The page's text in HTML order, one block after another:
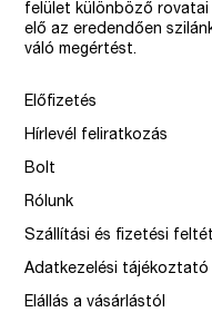
felület különböző rovatai
elő az eredendően
váló megértést.
Előfizetés
Hírlevél feliratkozás
Bolt
Rólunk
Szállítási és fizetési
Adatkezelési tájékoztató
Elállás a vásárlástól